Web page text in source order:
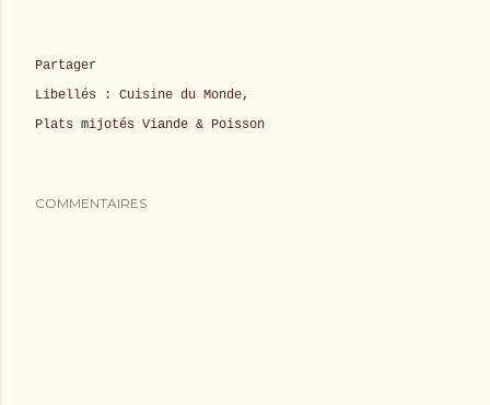
Partager
Libellés :
Cuisine du Monde
Plats mijotés Viande & Poisson
COMMENTAIRES